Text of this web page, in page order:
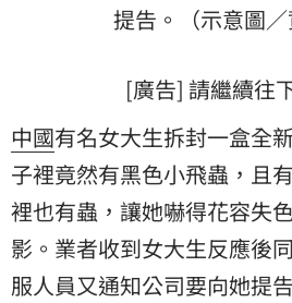
提告。（示意圖／
[廣告] 請繼續往
中國有名女大生拆封一盒全
子裡竟然有黑色小飛蟲，且
裡也有蟲，讓她嚇得花容失
影。業者收到女大生反應後
服人員又通知公司要向她提